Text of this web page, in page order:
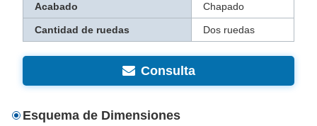
Acabado Chapado
Cantidad de ruedas Dos ruedas
Consulta
Esquema de Dimensiones